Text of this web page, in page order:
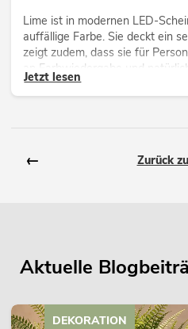
Lime ist in modernen LED-
auffällige Farbe. Sie deckt ein
zeigt zudem, dass sie für
an Farbwiedergabe und
technisch wichtige Ergänzung ist.
Jetzt lesen
← Zurück
Aktuelle
DEKORATION